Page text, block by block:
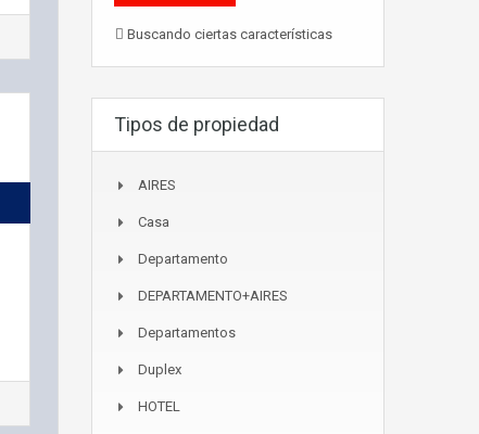
Buscando ciertas características
Tipos de propiedad
AIRES
Casa
Departamento
DEPARTAMENTO+AIRES
Departamentos
Duplex
HOTEL